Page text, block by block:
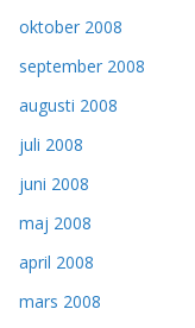
oktober 2008
september 2008
augusti 2008
juli 2008
juni 2008
maj 2008
april 2008
mars 2008